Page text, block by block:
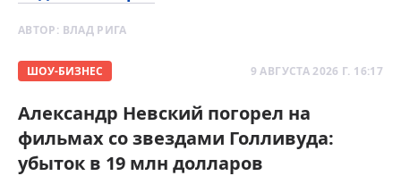
АВТОР: ВЛАД РИГА
ШОУ-БИЗНЕС 9 АВГУСТА 2026 Г. 16:17
Александр Невский погорел на
фильмах со звездами Голливуда:
убыток в 19 млн долларов